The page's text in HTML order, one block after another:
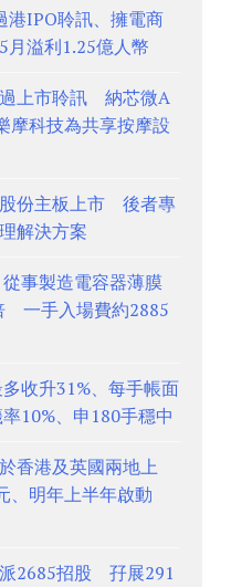
港IPO聆訊、擁電商
溢利1.25億人幣
上市聆訊 納芯微A
摩科技為共享按摩設
份主板上市 後者專
解決方案
事製造電容器薄膜
一手入場費約2885
收升31%、每手帳面
10%、申180手穩中
香港及英國兩地上
明年上半年啟動
派2685招股 孖展291